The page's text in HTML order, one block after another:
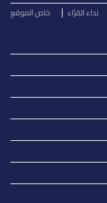
نداء القرّاء خاص الموقع